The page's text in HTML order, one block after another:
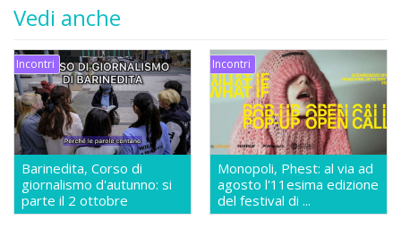
Vedi anche
Incontri
Barinedita, Corso di
giornalismo d'autunno: si
parte il 2 ottobre
Incontri
Monopoli, Phest: al via ad
agosto l'11esima edizione
del festival di ...